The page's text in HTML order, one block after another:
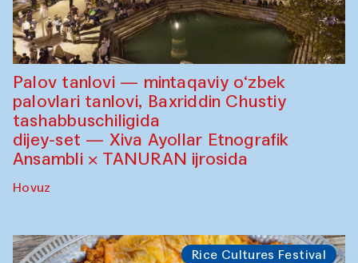
Palov tanlovi — mintaqaviy o‘zbek
palovlari tanlovi, Baxriddin Chustiy
tashabbuschiligida
dijey-set — Xiva Ayollar Etnografik
Ansambli × TANURAN ijrosida
Hovuz
Rice Cultures Festival